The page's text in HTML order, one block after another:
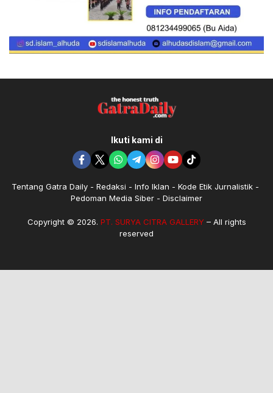
Ikuti kami di
Tentang Gatra Daily Redaksi Info Iklan
Kode Etik Jurnalistik
Pedoman Media Siber
Disclaimer
Copyright © 2026. PT. SURYA CITRA GALLERY– All rights
reserved